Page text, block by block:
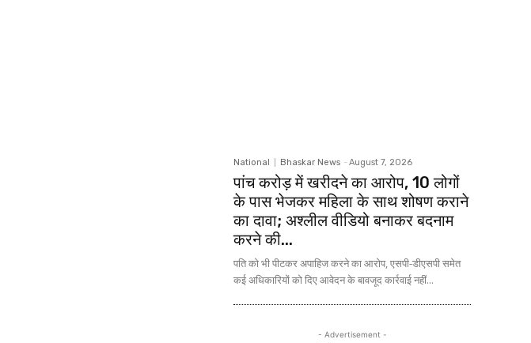
National Bhaskar News - August 7, 2026
पांच करोड़ में खरीदने का आरोप, 10 लोगों
के पास भेजकर महिला के साथ शोषण कराने
का दावा; अश्लील वीडियो बनाकर बदनाम
करने की...
पति को भी पीटकर अपाहिज करने का आरोप, एसपी-डीएसपी समेत
कई अधिकारियों को दिए आवेदन के बावजूद कार्रवाई नहीं...
- Advertisement -